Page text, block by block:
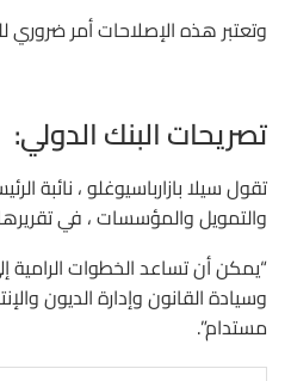
وتعتبر هذه الإصلاحات أمر ضروري
تصريحات البنك الدولي:
تقول سيلا بازارباسيوغلو ، نائبة
والتمويل والمؤسسات ، في
“يمكن أن تساعد الخطوات الرامية
وسيادة القانون وإدارة الديون
مستدام”.